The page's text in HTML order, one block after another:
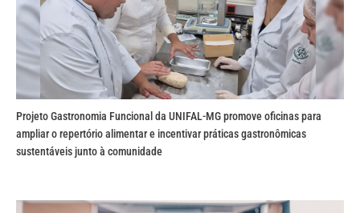
Projeto Gastronomia Funcional da UNIFAL-MG promove oficinas para
ampliar o repertório alimentar e incentivar práticas gastronômicas
sustentáveis junto à comunidade